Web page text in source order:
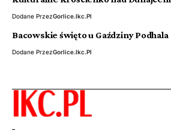
Dodane PrzezGorlice.ikc.pl
Bacowskie święto u Gaździny Podhala
Dodane PrzezGorlice.ikc.pl